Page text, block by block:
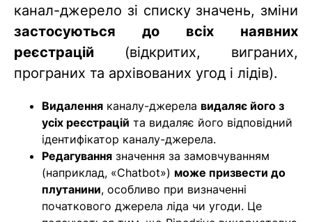
канал-джерело зі списку значень, зміни
застосуються до всіх наявних
реєстрацій (відкритих, виграних,
програних та архівованих угод і лідів).
Видалення каналу-джерела видаляє його з
усіх реєстрацій та видаляє його відповідний
ідентифікатор каналу-джерела.
Редагування значення за замовчуванням
(наприклад, «Chatbot») може призвести до
плутанини, особливо при визначенні
початкового джерела ліда чи угоди. Це